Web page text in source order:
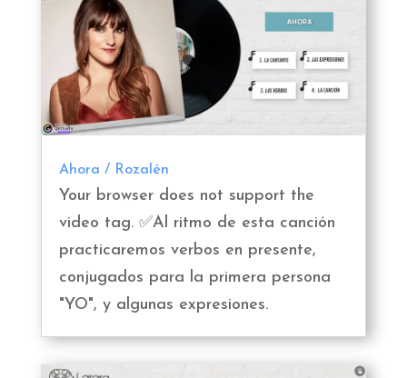
Ahora / Rozalén
Your browser does not support the
video tag. ✅Al ritmo de esta canción
practicaremos verbos en presente,
conjugados para la primera persona
"YO", y algunas expresiones.